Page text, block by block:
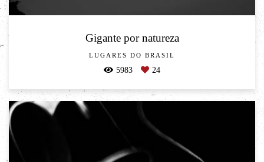
Gigante por natureza
LUGARES DO BRASIL
5983 24